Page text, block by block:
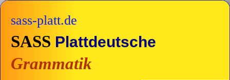
sass-platt.de
SASS Plattdeutsche
Grammatik